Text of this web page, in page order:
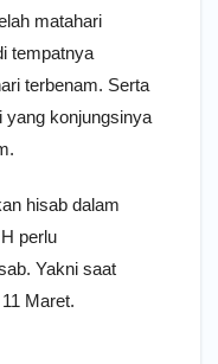
matahari
tempatnya
terbenam. Serta
yang konjungsinya
hisab dalam
perlu
Yakni saat
Maret.